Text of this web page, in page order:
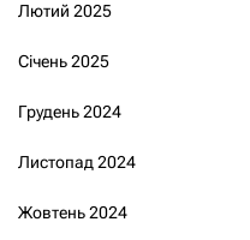
Лютий 2025
Січень 2025
Грудень 2024
Листопад 2024
Жовтень 2024